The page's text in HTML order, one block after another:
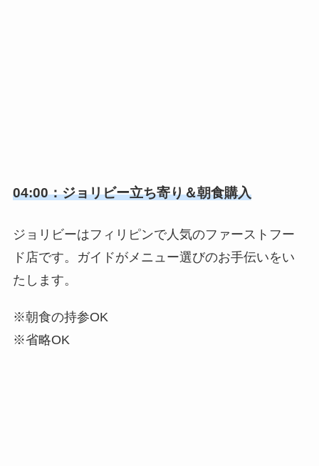
04:00：ジョリビー立ち寄り＆朝食購入
ジョリビーはフィリピンで人気のファーストフー
ド店です。ガイドがメニュー選びのお手伝いをい
たします。
※朝食の持参OK
※省略OK